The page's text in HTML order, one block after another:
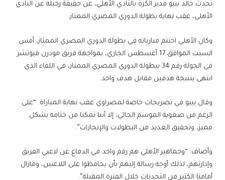
تحدث خالد بيبو مدير الكرة بالنادي الأهلي، عن حقيقة رحيله عن النادي
الأهلي، عقب نهاية بطولة الدوري المصري الممتاز.
وكان الأهلي اختتم مبارياته في بطولة الدوري المصري الممتاز، أمس
السبت الموافق 17 أغسطس الجاري، بمواجهة فريق مودرن فيوتشر
في الجولة رقم 34 ببطولة الدوري المصري الممتاز، في اللقاء الذي
انتهى بنتيجة هدفين مقابل هدف واحد.
وقال بيبو في تصريحات خاصة لمصراوي عقب نهاية المباراة: “على
الرغم من صعوبة الموسم الحالي، إلا أننا تمكنا من ختامه بشكل
مميز، وتحقيق العديد من البطولات والإنجازات”.
وأضاف: “وجماهير الأهلي هم رقم واحد في الدفاع عن لاعبي الفريق
وإدارتهم، لذلك أوجه رسالة إليهم بأن يحافظوا على اللاعبين، ومازال
أمامنا الكثير من التحديات خلال الفترة المقبلة”.